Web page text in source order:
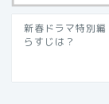
新春ドラマ特別
らすじは？